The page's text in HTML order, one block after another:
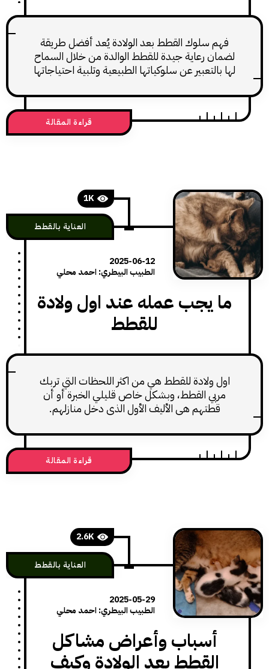
سلوك القطط بعد الولادة يُعد أفضل طريقة
رعاية جيدة للقطط الوالدة من خلال السماح
عن سلوكياتها الطبيعية وتلبية احتياجاتها
قراءة المقالة
العناية بالقطط
2025-06-12
الطبيب البيطري: احمد محلي
يجب عمله عند اول ولادة
ولادة للقطط هي من اكثر اللحظات التي تربك
القطط، وبشكل خاص قليلي الخبرة أو أن
قطتهم هي الأليف الأول الذي دخل منازلهم.
قراءة المقالة
2.6K
العناية بالقطط
2025-05-29
الطبيب البيطري: احمد محلي
أسباب وأعراض مشاكل
القطط بعد الولادة وكيف